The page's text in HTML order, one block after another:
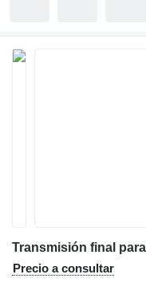
Transmisión final
Precio a consultar